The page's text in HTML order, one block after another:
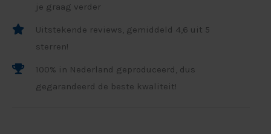
je graag verder
Uitstekende reviews, gemiddeld 4,6 uit 5
sterren!
100% in Nederland geproduceerd, dus
gegarandeerd de beste kwaliteit!